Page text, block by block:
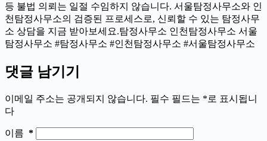
등 불법 의뢰는 일절 수임하지 않습니다. 서울탐정사무소와 인
천탐정사무소의 검증된 프로세스로, 신뢰할 수 있는 탐정사무
소 상담을 지금 받아보세요.탐정사무소 인천탐정사무소 서울
탐정사무소 #탐정사무소 #인천탐정사무소 #서울탐정사무소
댓글 남기기
이메일 주소는 공개되지 않습니다. 필수 필드는 *로 표시됩니
다
이름 *